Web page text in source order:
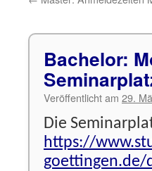
Bachelor:
Veröffentlicht am 29.
Die
https://
goettingen.de/